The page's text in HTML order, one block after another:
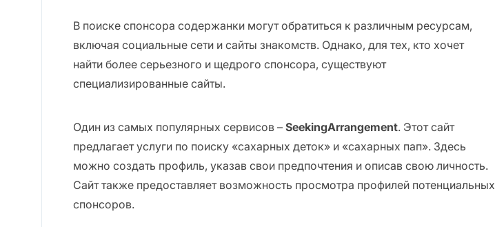
В поиске спонсора содержанки могут обратиться к различным ресурсам,
включая социальные сети и сайты знакомств. Однако, для тех, кто хочет
найти более серьезного и щедрого спонсора, существуют
специализированные сайты.
Один из самых популярных сервисов – SeekingArrangement. Этот сайт
предлагает услуги по поиску «сахарных деток» и «сахарных пап». Здесь
можно создать профиль, указав свои предпочтения и описав свою личность.
Сайт также предоставляет возможность просмотра профилей потенциальных
спонсоров.